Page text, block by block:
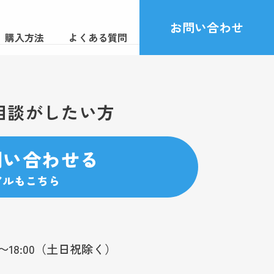
購入方法 よくある質問
お問い合わせ
談がしたい方
合わせる
もこちら
18:00（土日祝除く）